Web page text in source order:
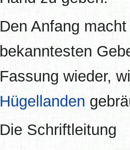
Den Anfang
bekanntesten
Fassung wieder,
Hügellanden
Die Schriftleitung